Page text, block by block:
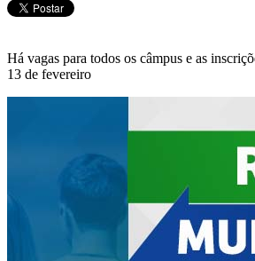
Há vagas para todos os câmpus e as
13 de fevereiro